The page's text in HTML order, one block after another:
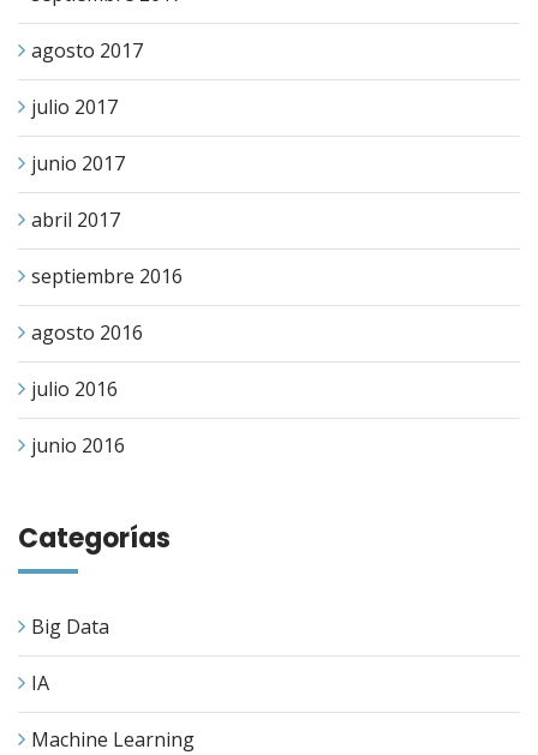
agosto 2017
julio 2017
junio 2017
abril 2017
septiembre 2016
agosto 2016
julio 2016
junio 2016
Categorías
Big Data
IA
Machine Learning